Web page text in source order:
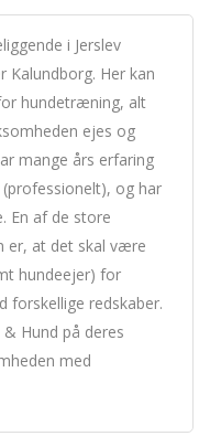
i Jerslev
Her kan
hundetræning, alt
ejes og
mange års erfaring
og har
En af de store
er, at det skal være
hundeejer) for
forskellige redskaber.
Hund på deres
med